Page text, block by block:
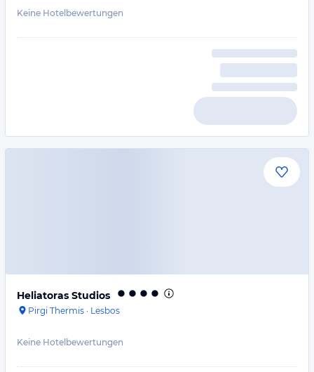
Keine Hotelbewertungen
Heliatoras Studios
Pirgi Thermis · Lesbos
Keine Hotelbewertungen